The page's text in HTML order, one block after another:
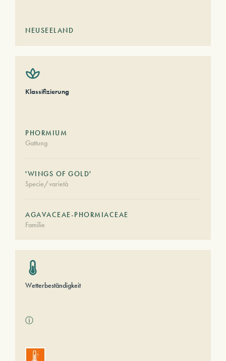
NEUSEELAND
Klassifizierung
PHORMIUM
Gattung
'WINGS OF GOLD'
Specie/varietà
AGAVACEAE-PHORMIACEAE
Familie
Wetterbeständigkeit
ⓘ